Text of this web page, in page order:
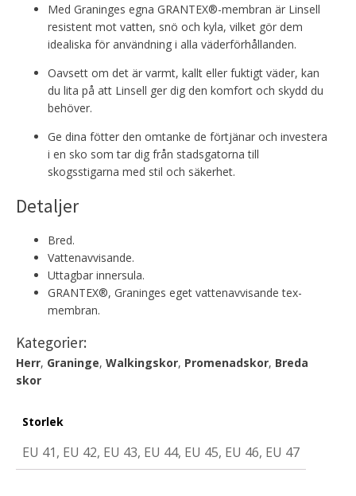
Med Graninges egna GRANTEX®-membran är Linsell
resistent mot vatten, snö och kyla, vilket gör dem
idealiska för användning i alla väderförhållanden.
Oavsett om det är varmt, kallt eller fuktigt väder, kan
du lita på att Linsell ger dig den komfort och skydd du
behöver.
Ge dina fötter den omtanke de förtjänar och investera
i en sko som tar dig från stadsgatorna till
skogsstigarna med stil och säkerhet.
Detaljer
Bred.
Vattenavvisande.
Uttagbar innersula.
GRANTEX®, Graninges eget vattenavvisande tex-
membran.
Kategorier:
Herr, Graninge, Walkingskor, Promenadskor, Breda
skor
Storlek
EU 41, EU 42, EU 43, EU 44, EU 45, EU 46, EU 47